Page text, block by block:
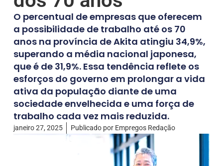
O percentual de empresas que oferecem
a possibilidade de trabalho até os 70
anos na província de Akita atingiu 34,9%,
superando a média nacional japonesa,
que é de 31,9%. Essa tendência reflete os
esforços do governo em prolongar a vida
ativa da população diante de uma
sociedade envelhecida e uma força de
trabalho cada vez mais reduzida.
janeiro 27, 2025 Publicado porEmpregos Redação